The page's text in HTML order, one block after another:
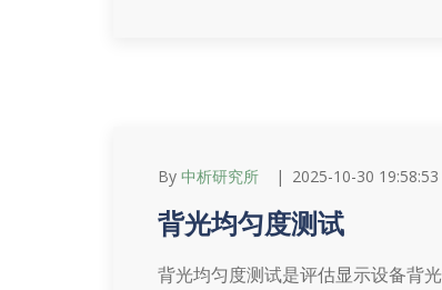
By 中析研究所 2025-10-30 19:58:53
背光均匀度测试
背光均匀度测试是评估显示设备背